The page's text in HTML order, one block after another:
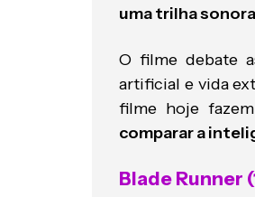
uma trilha
O filme debate
artificial e vida
filme hoje
comparar a
Blade Runner